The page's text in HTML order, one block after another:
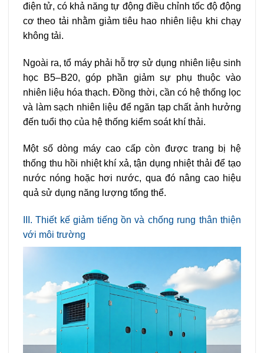
điện tử, có khả năng tự động điều chỉnh tốc độ động
cơ theo tải nhằm giảm tiêu hao nhiên liệu khi chạy
không tải.
Ngoài ra, tổ máy phải hỗ trợ sử dụng nhiên liệu sinh
học B5–B20, góp phần giảm sự phụ thuộc vào
nhiên liệu hóa thạch. Đồng thời, cần có hệ thống lọc
và làm sạch nhiên liệu để ngăn tạp chất ảnh hưởng
đến tuổi thọ của hệ thống kiểm soát khí thải.
Một số dòng máy cao cấp còn được trang bị hệ
thống thu hồi nhiệt khí xả, tận dụng nhiệt thải để tạo
nước nóng hoặc hơi nước, qua đó nâng cao hiệu
quả sử dụng năng lượng tổng thể.
III. Thiết kế giảm tiếng ồn và chống rung thân thiện
với môi trường